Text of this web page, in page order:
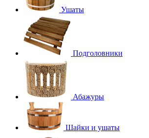
Ушаты
Подголовники
Абажуры
Шайки и ушаты